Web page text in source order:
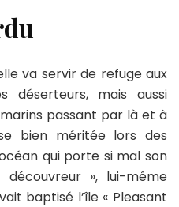
va servir de refuge aux
déserteurs, mais aussi
passant par là et à
bien méritée lors des
qui porte si mal son
», lui-même
baptisé l’île « Pleasant